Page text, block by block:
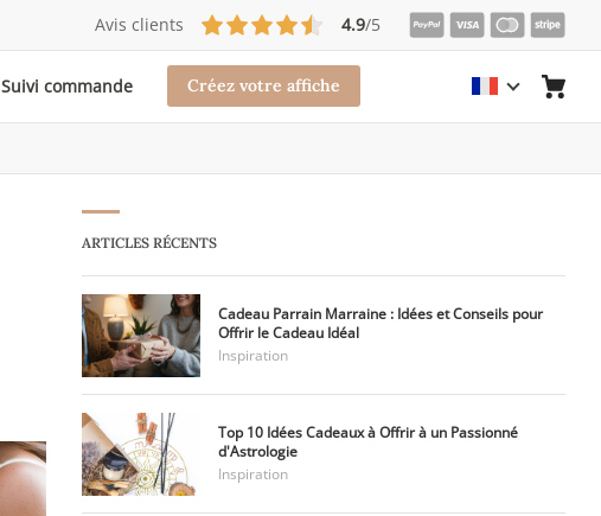
Avis clients 4.9/5
Suivi commande Créez votre affiche
ARTICLES RÉCENTS
Cadeau Parrain Marraine : Idées et Conseils pour
Offrir le Cadeau Idéal
Inspiration
Top 10 Idées Cadeaux à Offrir à un Passionné
d'Astrologie
Inspiration